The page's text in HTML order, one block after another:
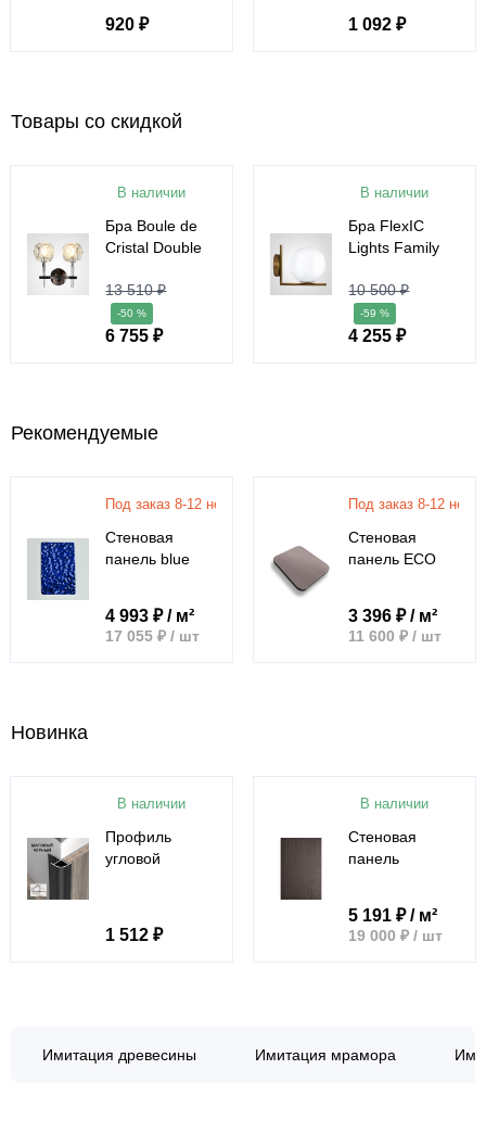
мм черный
4797-88
920 ₽
мм черный
5815-88
1 092 ₽
Товары со скидкой
В наличии
Бра Boule de
Cristal Double
Chrome
13 510 ₽
-50 %
6 755 ₽
В наличии
Бра FlexIC
Lights Family
Anastassiades
Gold
10 500 ₽
-59 %
4 255 ₽
Рекомендуемые
Под заказ 8-12 недель
Стеновая
панель blue
1220-5 мм
4 993 ₽ / м²
17 055 ₽ / шт
Под заказ 8-12
Стеновая
панель ECO
1220-5 мм
3 396 ₽ / м²
11 600 ₽ / шт
Новинка
В наличии
Профиль
угловой
для панелей 8
мм черный
1 512 ₽
В наличии
Стеновая
панель
Орех
американский
5 191 ₽ / м²
19 000 ₽ / шт
Имитация древесины Имитация мрамора